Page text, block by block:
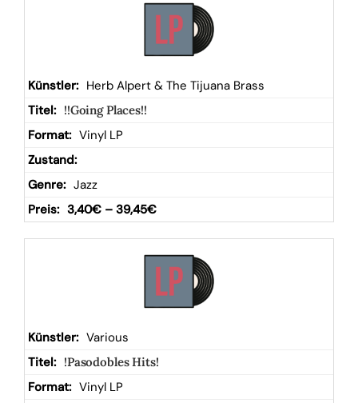
Herb Alpert & The Tijuana Brass
!!Going Places!!
Vinyl LP
Jazz
3,40€ – 39,45€
Various
!Pasodobles Hits!
Vinyl LP